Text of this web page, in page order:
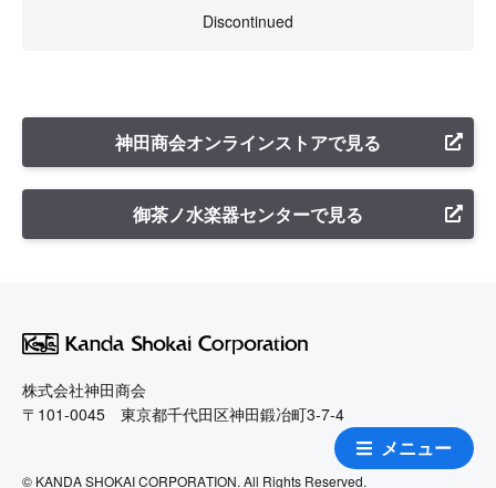
メニュー
Discontinued
神田商会オンラインストアで見る
御茶ノ水楽器センターで見る
株式会社神田商会
〒101-0045 東京都千代田区神田鍛冶町3-7-4
© KANDA SHOKAI CORPORATION. All Rights Reserved.